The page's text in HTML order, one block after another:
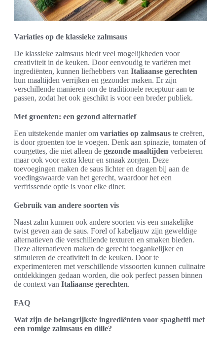
Variaties op de klassieke zalmsaus
De klassieke zalmsaus biedt veel mogelijkheden voor
creativiteit in de keuken. Door eenvoudig te variëren met
ingrediënten, kunnen liefhebbers van Italiaanse gerechten
hun maaltijden verrijken en gezonder maken. Er zijn
verschillende manieren om de traditionele receptuur aan te
passen, zodat het ook geschikt is voor een breder publiek.
Met groenten: een gezond alternatief
Een uitstekende manier om variaties op zalmsaus te creëren,
is door groenten toe te voegen. Denk aan spinazie, tomaten of
courgettes, die niet alleen de gezonde maaltijden verbeteren
maar ook voor extra kleur en smaak zorgen. Deze
toevoegingen maken de saus lichter en dragen bij aan de
voedingswaarde van het gerecht, waardoor het een
verfrissende optie is voor elke diner.
Gebruik van andere soorten vis
Naast zalm kunnen ook andere soorten vis een smakelijke
twist geven aan de saus. Forel of kabeljauw zijn geweldige
alternatieven die verschillende texturen en smaken bieden.
Deze alternatieven maken de gerecht toegankelijker en
stimuleren de creativiteit in de keuken. Door te
experimenteren met verschillende vissoorten kunnen culinaire
ontdekkingen gedaan worden, die ook perfect passen binnen
de context van Italiaanse gerechten.
FAQ
Wat zijn de belangrijkste ingrediënten voor spaghetti met
een romige zalmsaus en dille?